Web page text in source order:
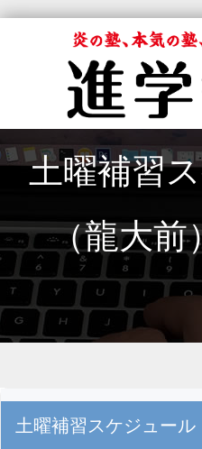
土曜補習
（龍大前
Skip to content
土曜補習スケジュー
（龍大前）_000001